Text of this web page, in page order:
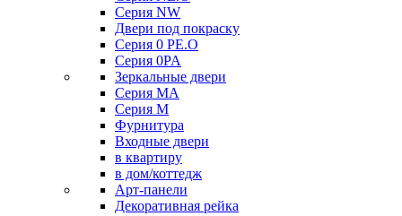
Серия NW
Двери под покраску
Серия 0 PE.O
Серия 0PA
Зеркальные двери
Серия MA
Серия M
Фурнитура
Входные двери
в квартиру
в дом/коттедж
Арт-панели
Декоративная рейка